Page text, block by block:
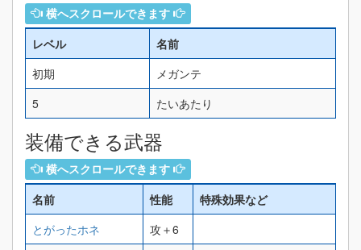
横へスクロールできます
レベル
名前
初期
メガンテ
5
たいあたり
装備できる武器
横へスクロールできます
名前 性能
特殊効果など
とがったホネ
攻＋6